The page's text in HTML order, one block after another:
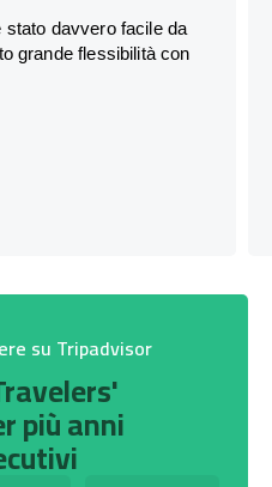
davvero facile da
grande flessibilità con
su Tripadvisor
più anni